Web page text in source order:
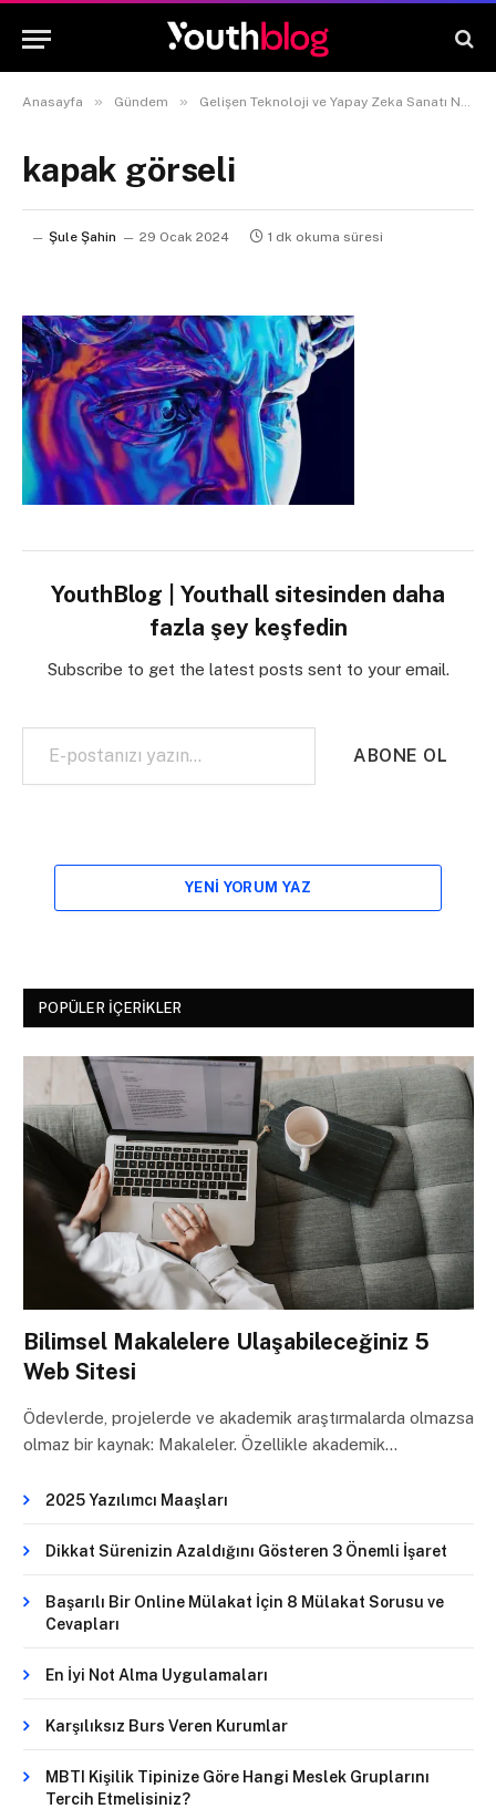
Anasayfa » Gündem » Gelişen Teknoloji ve Yapay Zeka Sanatı Nasıl Etkilemektedir?
kapak görseli
Şule Şahin 29 Ocak 2024 1 dk okuma süresi
YouthBlog | Youthall sitesinden daha
fazla şey keşfedin
Subscribe to get the latest posts sent to your email.
E-postanızı yazın…
ABONE OL
YENI YORUM YAZ
POPÜLER İÇERIKLER
Bilimsel Makalelere Ulaşabileceğiniz 5
Web Sitesi
Ödevlerde, projelerde ve akademik araştırmalarda olmazsa
olmaz bir kaynak: Makaleler. Özellikle akademik…
2025 Yazılımcı Maaşları
Dikkat Sürenizin Azaldığını Gösteren 3 Önemli İşaret
Başarılı Bir Online Mülakat İçin 8 Mülakat Sorusu ve
Cevapları
En İyi Not Alma Uygulamaları
Karşılıksız Burs Veren Kurumlar
MBTI Kişilik Tipinize Göre Hangi Meslek Gruplarını
Tercih Etmelisiniz?